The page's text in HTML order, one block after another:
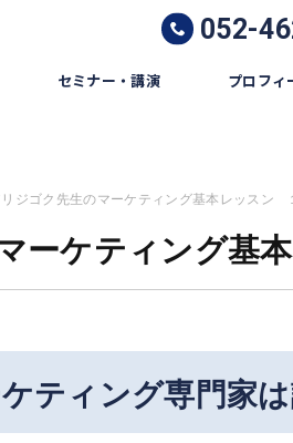
052-
セミナー・講演 プロフィ
リジゴク先生のマーケティング基本レッスン
ーケティング基
ティング専門家は